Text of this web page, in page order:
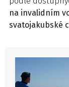
na invalidním
svatojakubské